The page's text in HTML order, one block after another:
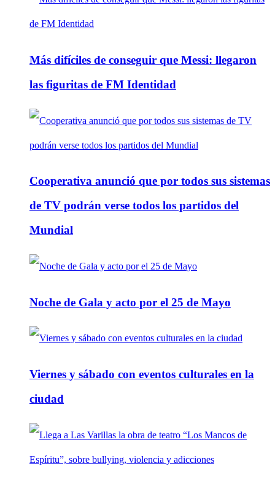
Más difíciles de conseguir que Messi: llegaron
las figuritas de FM Identidad
Cooperativa anunció que por todos sus sistemas
de TV podrán verse todos los partidos del
Mundial
Noche de Gala y acto por el 25 de Mayo
Viernes y sábado con eventos culturales en la
ciudad